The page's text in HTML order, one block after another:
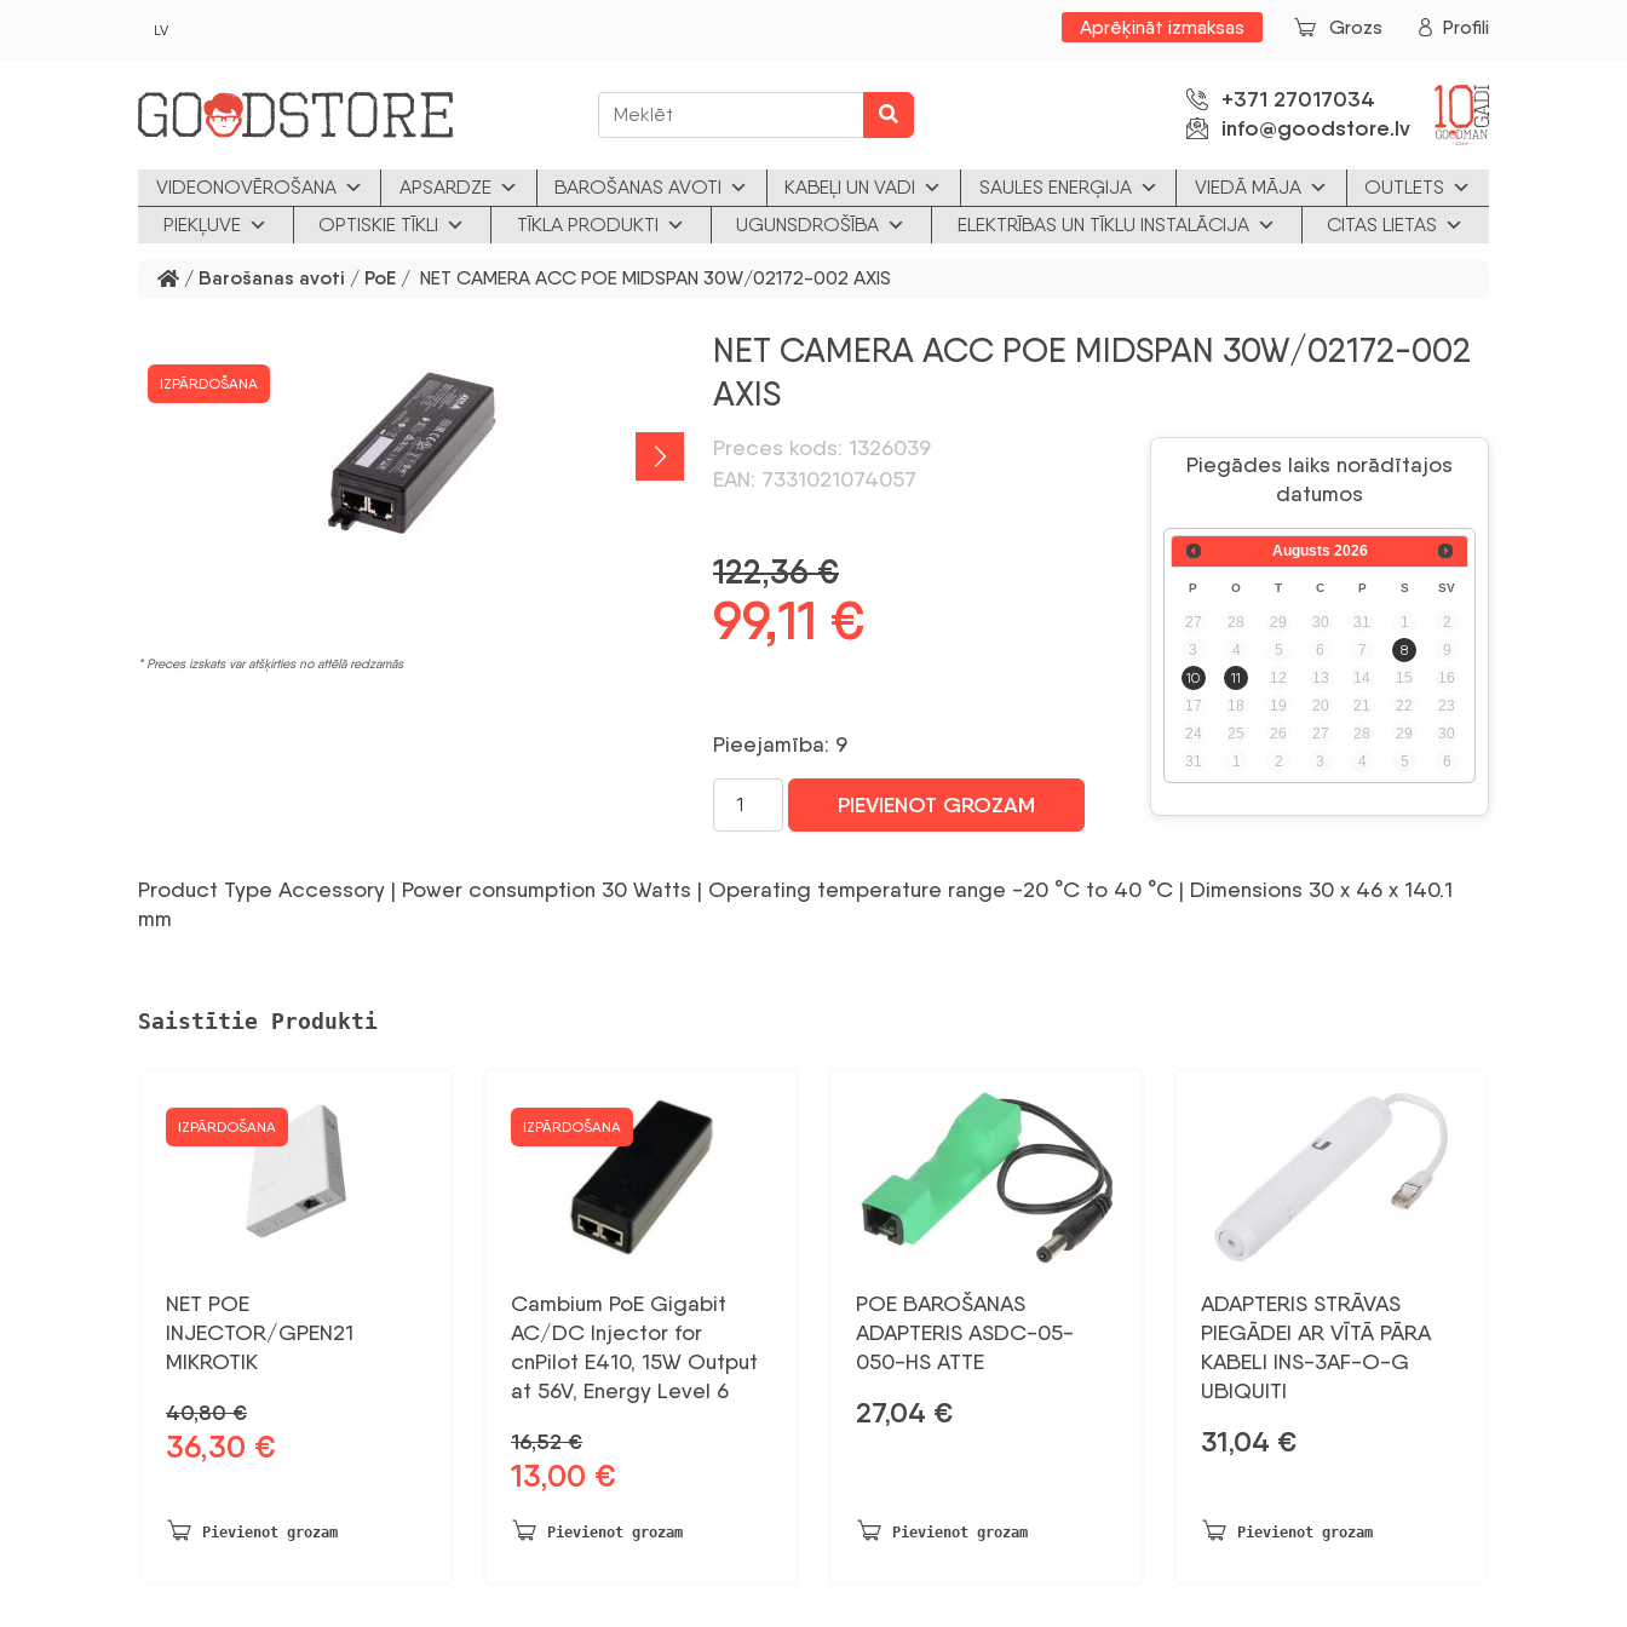
LV Aprēķināt izmaksas Grozs Profili
+371 27017034
info@goodstore.lv
VIDEONOVĒROŠANA APSARDZE BAROŠANAS AVOTI KABEĻI UN VADI SAULES ENERĢIJA VIEDĀ MĀJA
OUTLETS
PIEKĻUVE
OPTISKIE TĪKLI TĪKLA PRODUKTI UGUNSDROŠĪBA ELEKTRĪBAS UN TĪKLU INSTALĀCIJA CITAS LIETAS
/ Barošanas avoti / PoE / NET CAMERA ACC POE MIDSPAN 30W/02172-002 AXIS
IZPĀRDOŠANA
* Preces izskats var atšķirties no attēlā redzamās
NET CAMERA ACC POE MIDSPAN 30W/02172-002
AXIS
Preces kods: 1326039
EAN: 7331021074057
Piegādes laiks norādītajos
datumos
Augusts 2026
P O T C P S SV
27 28 29 30 31 1
2
3
4 5 6 7 8
9
10
11 12 13 14 15
16
17
18 19 20 21 22
23
24
25 26 27 28 29
30
31
1 2 3 4 5 6
122,36€
Sākotnējā
bija:
122,36 €.
99,11 €
99,11 €.
Pieejamība: 9
CAMERA
POE
MIDSPAN
PIEVIENOT GROZAM
Product Type Accessory | Power consumption 30 Watts | Operating temperature range -20 °C to 40 °C | Dimensions 30 x 46 x 140.1
mm
Saistītie Produkti
IZPĀRDOŠANA
NET POE
INJECTOR/GPEN21
MIKROTIK
40,80€
Sākotnējā
40,80 €.
36,30 €
36,30 €.
Pievienot grozam
IZPĀRDOŠANA
Cambium PoE Gigabit
AC/DC Injector for
cnPilot E410, 15W Output
at 56V, Energy Level 6
16,52€
Sākotnējā
bija:
13,00 €
ir:
Pievienot grozam
POE BAROŠANAS
ADAPTERIS ASDC-05-
050-HS ATTE
27,04 €
Pievienot grozam
ADAPTERIS STRĀVAS
PIEGĀDEI AR VĪTĀ PĀRA
KABELI INS-3AF-O-G
UBIQUITI
31,04 €
Pievienot grozam